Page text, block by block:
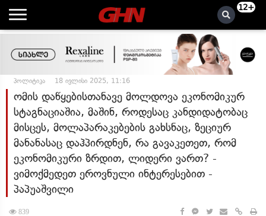
12+
პოლიტიკა 18 ივლისი 2025, 11:16
ომის დაწყებისთანავე მოლდოვა ეკონომიკურ
სტაგნაციაშია, მაშინ, როდესაც კანდიდატობაც
მისცეს, მოლაპარაკებების გახსნაც, ზეციურ
მანანასაც დაჰპირდნენ, რა გავაკეთეთ, რომ
ეკონომიკური ზრდით, ლიდერი ვართ? -
ვიმოქმედეთ ეროვნული ინტერესებით -
პაპუაშვილი
839